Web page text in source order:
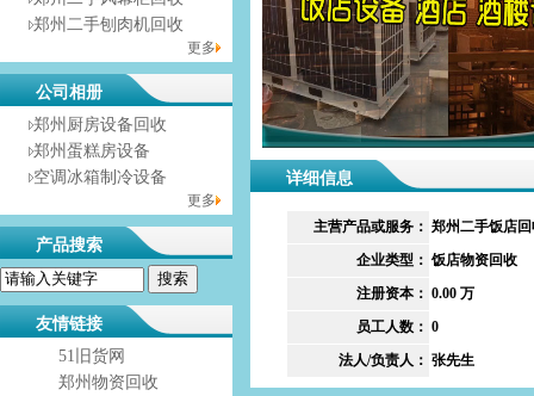
郑州二手刨肉机回收
更多
公司相册
郑州厨房设备回收
郑州蛋糕房设备
空调冰箱制冷设备
更多
产品搜索
友情链接
51旧货网
郑州物资回收
详细信息
主营产品或服务： 郑州二手饭店
企业类型： 饭店物资回收
注册资本： 0.00 万
员工人数： 0
法人/负责人： 张先生